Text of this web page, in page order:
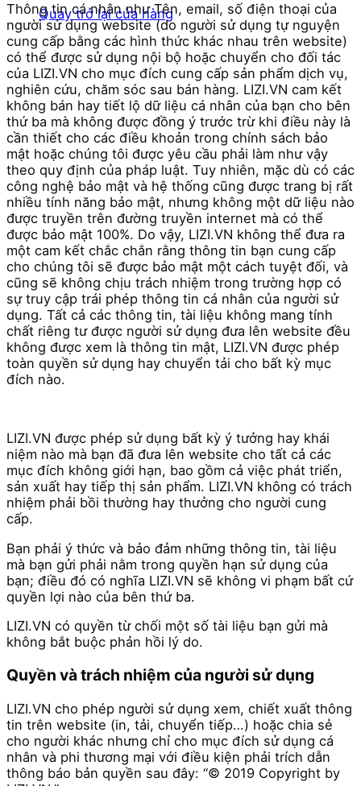
Quay trở lại cửa hàng
Thông tin cá nhân như Tên, email, số điện thoại của
người sử dụng website (do người sử dụng tự nguyện
cung cấp bằng các hình thức khác nhau trên website)
có thể được sử dụng nội bộ hoặc chuyển cho đối tác
của LIZI.VN cho mục đích cung cấp sản phẩm dịch vụ,
nghiên cứu, chăm sóc sau bán hàng. LIZI.VN cam kết
không bán hay tiết lộ dữ liệu cá nhân của bạn cho bên
thứ ba mà không được đồng ý trước trừ khi điều này là
cần thiết cho các điều khoản trong chính sách bảo
mật hoặc chúng tôi được yêu cầu phải làm như vậy
theo quy định của pháp luật. Tuy nhiên, mặc dù có các
công nghệ bảo mật và hệ thống cũng được trang bị rất
nhiều tính năng bảo mật, nhưng không một dữ liệu nào
được truyền trên đường truyền internet mà có thể
được bảo mật 100%. Do vậy, LIZI.VN không thể đưa ra
một cam kết chắc chắn rằng thông tin bạn cung cấp
cho chúng tôi sẽ được bảo mật một cách tuyệt đối, và
cũng sẽ không chịu trách nhiệm trong trường hợp có
sự truy cập trái phép thông tin cá nhân của người sử
dụng. Tất cả các thông tin, tài liệu không mang tính
chất riêng tư được người sử dụng đưa lên website đều
không được xem là thông tin mật, LIZI.VN được phép
toàn quyền sử dụng hay chuyển tải cho bất kỳ mục
đích nào.
LIZI.VN được phép sử dụng bất kỳ ‎ý tưởng hay khái
niệm nào mà bạn đã đưa lên website cho tất cả các
mục đích không giới hạn, bao gồm cả việc phát triển,
sản xuất hay tiếp thị sản phẩm. LIZI.VN không có trách
nhiệm phải bồi thường hay thưởng cho người cung
cấp.
Bạn phải ‎ý thức và bảo đảm những thông tin, tài liệu
mà bạn gửi phải nằm trong quyền hạn sử dụng của
bạn; điều đó có nghĩa LIZI.VN sẽ không vi phạm bất cứ
quyền lợi nào của bên thứ ba.
LIZI.VN có quyền từ chối một số tài liệu bạn gửi mà
không bắt buộc phản hồi lý do.
Quyền và trách nhiệm của người sử dụng
LIZI.VN cho phép người sử dụng xem, chiết xuất thông
tin trên website (in, tải, chuyển tiếp…) hoặc chia sẻ
cho người khác nhưng chỉ cho mục đích sử dụng cá
nhân và phi thương mại với điều kiện phải trích dẫn
thông báo bản quyền sau đây: “© 2019 Copyright by